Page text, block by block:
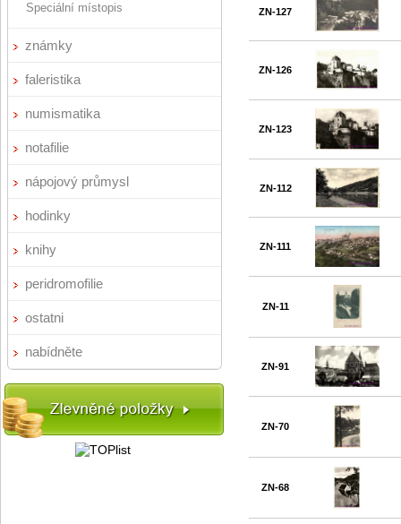
Speciální místopis
známky
faleristika
numismatika
notafilie
nápojový průmysl
hodinky
knihy
peridromofilie
ostatni
nabídněte
ZN-127
ZN-126
ZN-123
ZN-112
ZN-111
ZN-11
ZN-91
ZN-70
ZN-68